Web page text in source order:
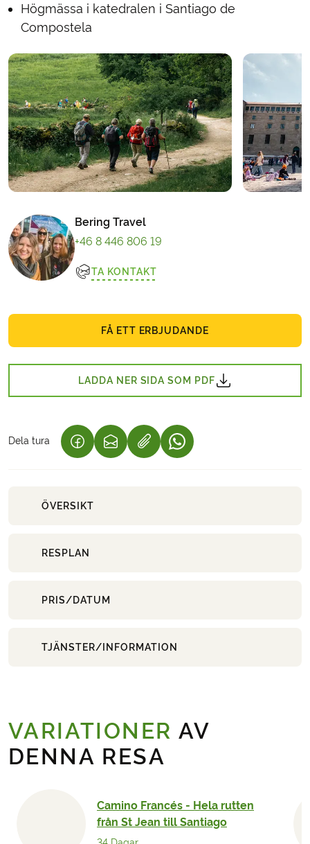
Högmässa i katedralen i Santiago de
Compostela
Bering Travel
+46 8 446 806 19
TA KONTAKT
FÅ ETT ERBJUDANDE
LADDA NER SIDA SOM PDF
Dela tura (LÄNKEN ÖPPNAS I EN NY FLIK)
(LÄNKEN ÖPPNAS I EN NY FLIK)
(LÄNKEN ÖPPNAS I EN
ÖVERSIKT
RESPLAN
PRIS/DATUM
TJÄNSTER/INFORMATION
VARIATIONER AV
DENNA RESA
Camino Francés - Hela rutten
från St Jean till Santiago